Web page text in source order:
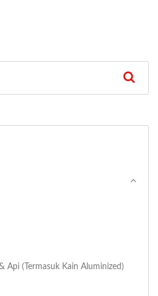
Api (termasuk Kain Aluminized)